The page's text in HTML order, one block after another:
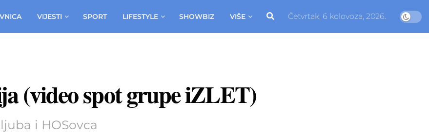
VIJESTI SPORT LIFESTYLE SHOWBIZ VIŠE Četvrtak, 6 kolovoza, 2026.
(video spot grupe iZLET)
i HOSovca